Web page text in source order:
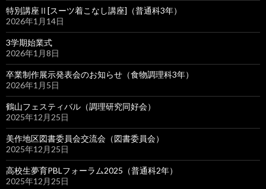
特別講座Ⅱ[スーツ着こなし講座]（普通科3年）
2026年1月14日
3学期始業式
2026年1月8日
卒業制作展示発表会のお知らせ（食物調理科3年）
2026年1月5日
鶴山フェスティバル（調理研究同好会）
2025年12月25日
美作地区図書委員会交流会（図書委員会）
2025年12月25日
高校生夢育PBLフォーラム2025（普通科2年）
2025年12月25日